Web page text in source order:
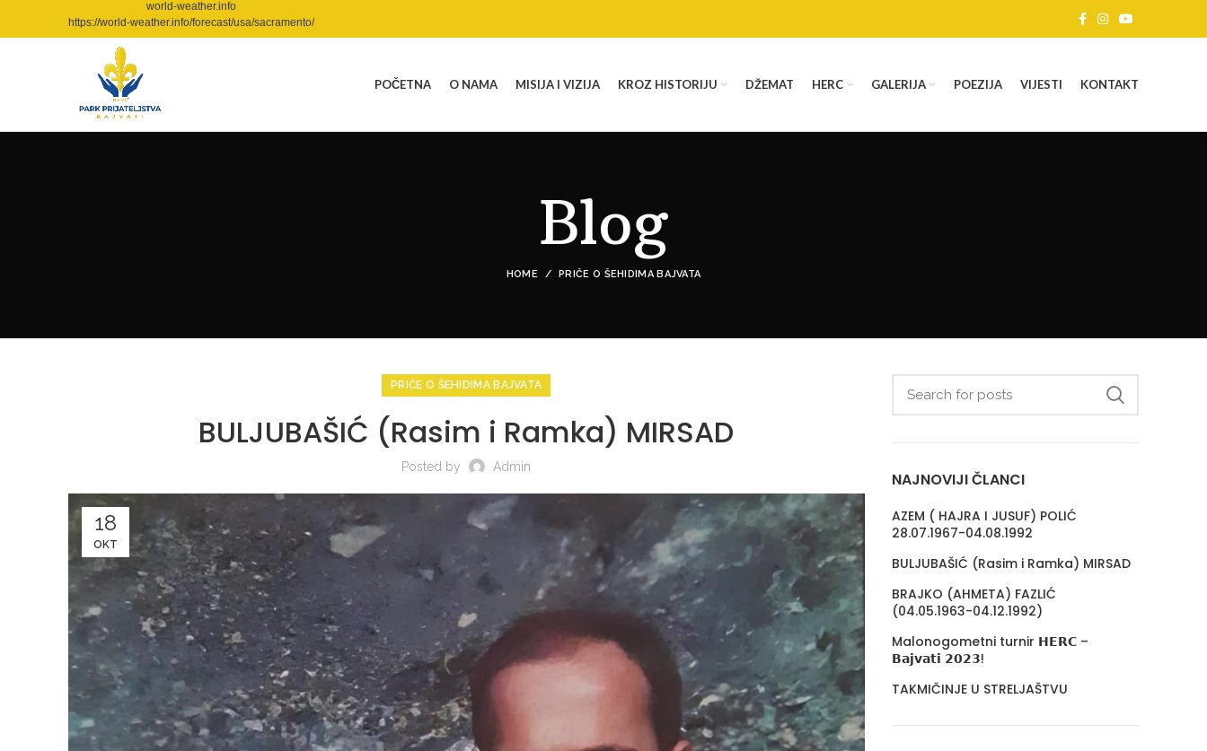
world-weather.info
https://world-weather.info/forecast/usa/sacramento/
POČETNA O NAMA MISIJA I VIZIJA KROZ HISTORIJU DŽEMAT HERC GALERIJA POEZIJA VIJESTI KONTAKT
Blog
HOME PRIČE O ŠEHIDIMA BAJVATA
PRIČE O ŠEHIDIMA BAJVATA
BULJUBAŠIĆ (Rasim i Ramka) MIRSAD
Posted by Admin
18
OKT
NAJNOVIJI ČLANCI
AZEM ( HAJRA I JUSUF) POLIĆ
28.07.1967-04.08.1992
BULJUBAŠIĆ (Rasim i Ramka) MIRSAD
BRAJKO (AHMETA) FAZLIĆ
(04.05.1963-04.12.1992)
Malonogometni turnir 𝗛𝗘𝗥𝗖 –
𝗕𝗮𝗷𝘃𝗮𝘁𝗶 𝟮𝟬𝟮𝟯!
TAKMIČINJE U STRELJAŠTVU